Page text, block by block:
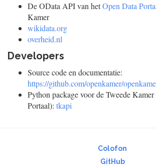
De OData API van hetOpen Data
Kamer
wikidata.org
overheid.nl
Developers
Source code en documentatie:
https://github.com/openkamer/
Python package voor de Tweede
Portaal): tkapi
Colofon
GitHub